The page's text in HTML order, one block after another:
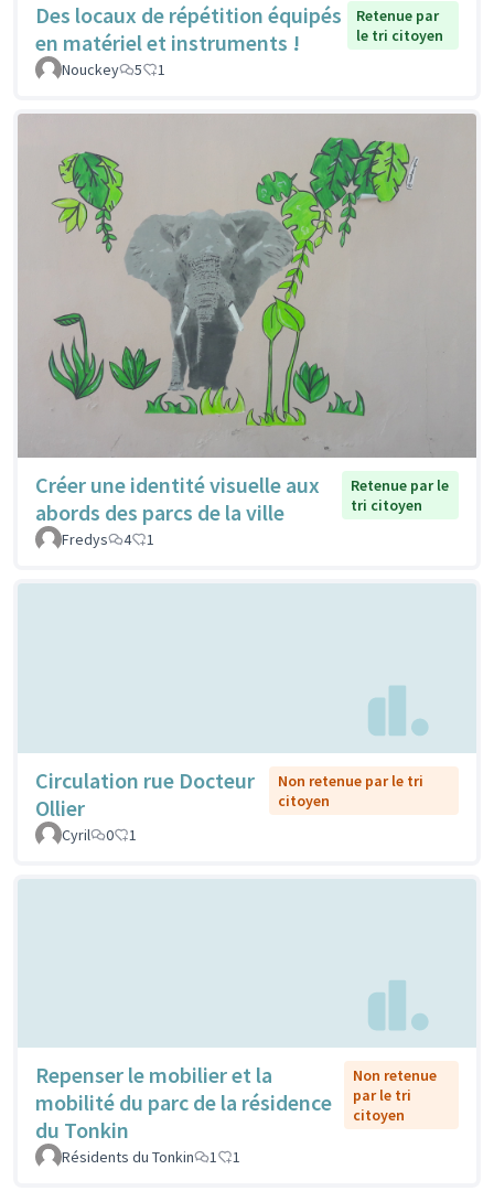
Des locaux de répétition équipés
en matériel et instruments !
Retenue par
le tri citoyen
Nouckey
5 1
Créer une identité visuelle aux
abords des parcs de la ville
Retenue par le
tri citoyen
Fredys
4 1
Circulation rue Docteur
Ollier
Non retenue par le tri
citoyen
Cyril
0 1
Repenser le mobilier et la
mobilité du parc de la résidence
du Tonkin
Non retenue
par le tri
citoyen
Résidents du Tonkin 1 1